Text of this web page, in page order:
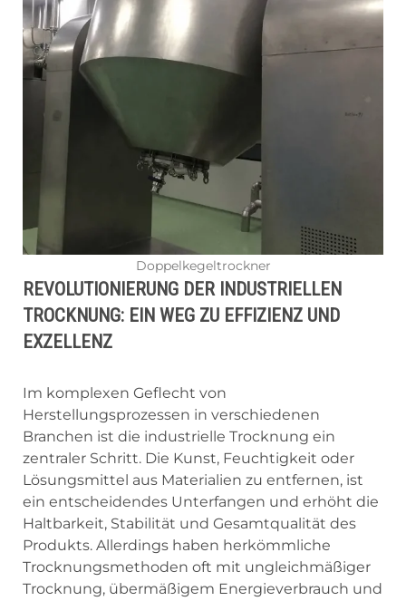
Doppelkegeltrockner
REVOLUTIONIERUNG DER INDUSTRIELLEN
TROCKNUNG: EIN WEG ZU EFFIZIENZ UND
EXZELLENZ
Im komplexen Geflecht von
Herstellungsprozessen in verschiedenen
Branchen ist die industrielle Trocknung ein
zentraler Schritt. Die Kunst, Feuchtigkeit oder
Lösungsmittel aus Materialien zu entfernen, ist
ein entscheidendes Unterfangen und erhöht die
Haltbarkeit, Stabilität und Gesamtqualität des
Produkts. Allerdings haben herkömmliche
Trocknungsmethoden oft mit ungleichmäßiger
Trocknung, übermäßigem Energieverbrauch und